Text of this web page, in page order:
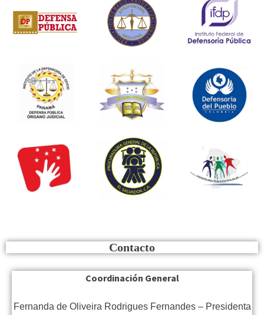
Contacto
Coordinación General
Fernanda de Oliveira Rodrigues Fernandes – Presidenta